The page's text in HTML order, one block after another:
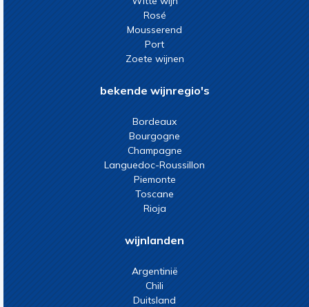
Rosé
Mousserend
Port
Zoete wijnen
bekende wijnregio's
Bordeaux
Bourgogne
Champagne
Languedoc-Roussillon
Piemonte
Toscane
Rioja
wijnlanden
Argentinië
Chili
Duitsland